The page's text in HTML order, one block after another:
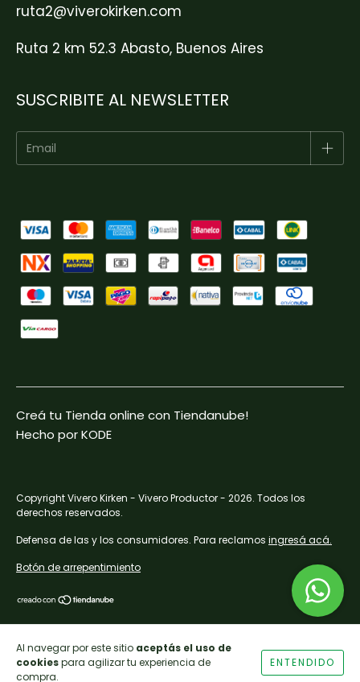
Al navegar por este sitio aceptás el uso de
cookiespara agilizar tu experiencia de
compra.
ENTENDIDO
ruta2@viverokirken.com
Ruta 2 km 52.3 Abasto, Buenos Aires
SUSCRIBITE AL NEWSLETTER
Creá tu Tienda online con Tiendanube!
Hecho por KODE
Copyright Vivero Kirken - Vivero Productor - 2026. Todos los
derechos reservados.
Defensa de las y los consumidores. Para reclamos ingresá acá.
Botón de arrepentimiento